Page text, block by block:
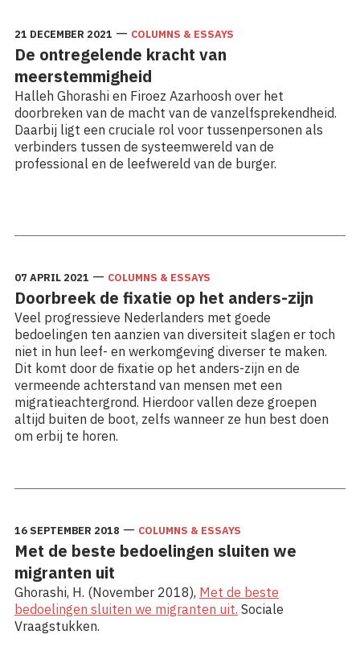
21 DECEMBER 2021 — COLUMNS & ESSAYS
De ontregelende kracht van
meerstemmigheid
Halleh Ghorashi en Firoez Azarhoosh over het
doorbreken van de macht van de vanzelfsprekendheid.
Daarbij ligt een cruciale rol voor tussenpersonen als
verbinders tussen de systeemwereld van de
professional en de leefwereld van de burger.
07 APRIL 2021 — COLUMNS & ESSAYS
Doorbreek de fixatie op het anders-zijn
Veel progressieve Nederlanders met goede
bedoelingen ten aanzien van diversiteit slagen er toch
niet in hun leef- en werkomgeving diverser te maken.
Dit komt door de fixatie op het anders-zijn en de
vermeende achterstand van mensen met een
migratieachtergrond. Hierdoor vallen deze groepen
altijd buiten de boot, zelfs wanneer ze hun best doen
om erbij te horen.
16 SEPTEMBER 2018 — COLUMNS & ESSAYS
Met de beste bedoelingen sluiten we
migranten uit
Ghorashi, H. (November 2018), Met de beste
bedoelingen sluiten we migranten uit. Sociale
Vraagstukken.